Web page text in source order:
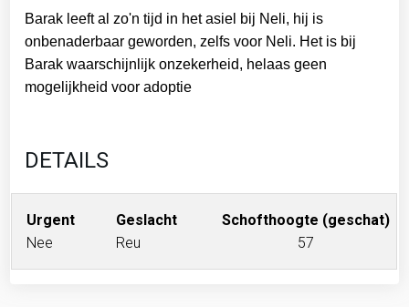
Barak leeft al zo'n tijd in het asiel bij Neli, hij is
onbenaderbaar geworden, zelfs voor Neli. Het is bij
Barak waarschijnlijk onzekerheid, helaas geen
mogelijkheid voor adoptie
DETAILS
Urgent
Nee
Geslacht
Reu
Schofthoogte (geschat)
57